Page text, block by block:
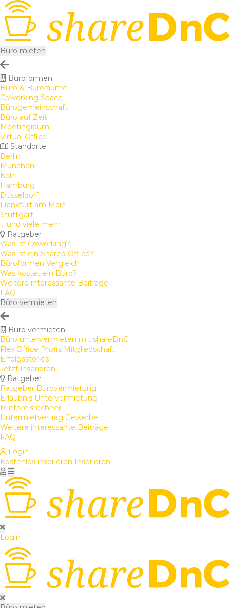
Büro mieten
Büroformen
Büro & Büroräume
Coworking Space
Bürogemeinschaft
Büro auf Zeit
Meetingraum
Virtual Office
Standorte
Berlin
München
Köln
Hamburg
Düsseldorf
Frankfurt am Main
Stuttgart
... und viele mehr
Ratgeber
Was ist Coworking?
Was ist ein Shared Office?
Büroformen Vergleich
Was kostet ein Büro?
Weitere interessante Beiträge
FAQ
Büro vermieten
Büro vermieten
Büro untervermieten mit shareDnC
Flex Office Profis Mitgliedschaft
Erfolgsstories
Jetzt inserieren
Ratgeber
Ratgeber Bürovermietung
Erlaubnis Untervermietung
Mietpreisrechner
Untermietvertrag Gewerbe
Weitere interessante Beiträge
FAQ
Login
Kostenlos inserieren Inserieren
Login